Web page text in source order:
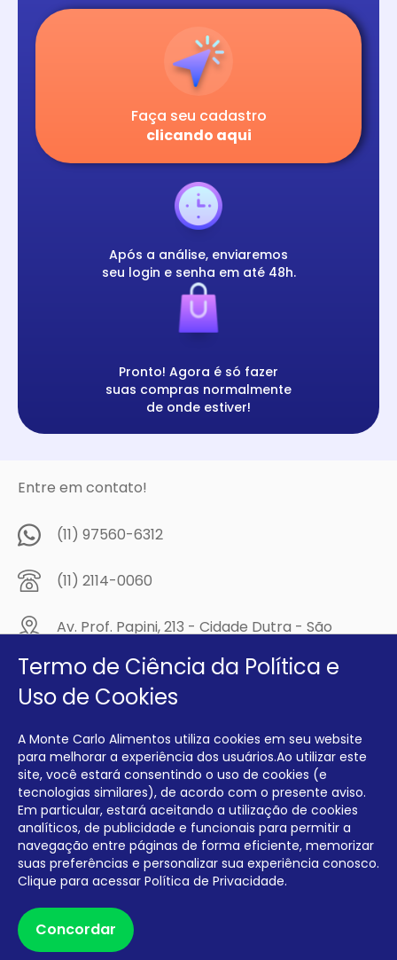
Faça seu cadastro
clicando aqui
Após a análise, enviaremos
seu login e senha em até 48h.
Pronto! Agora é só fazer
suas compras normalmente
de onde estiver!
Entre em contato!
(11) 97560-6312
(11) 2114-0060
Av. Prof. Papini, 213 - Cidade Dutra - São
Compre na
MCA Virtual!
Siga a Monte Carlo Alimentos nas redes sociais!
INTERFRIOS COMÉRCIO DE FRIOS E LATICÍNIOS EIRELI CNPJ:
00.140.150/0001-09 INSCRIÇÃO ESTADUAL: 112.576.117.113
Termo de Ciência da Política e
Uso de Cookies
A Monte Carlo Alimentos utiliza cookies em seu website
para melhorar a experiência dos usuários.Ao utilizar este
site, você estará consentindo o uso de cookies (e
tecnologias similares), de acordo com o presente aviso.
Em particular, estará aceitando a utilização de cookies
analíticos, de publicidade e funcionais para permitir a
navegação entre páginas de forma eficiente, memorizar
suas preferências e personalizar sua experiência conosco.
Clique para acessar Política de Privacidade.
Concordar